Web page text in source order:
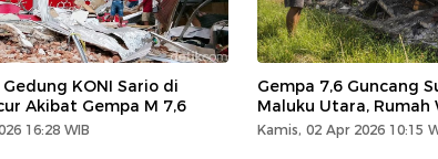
KONI Sario di
Akibat Gempa M 7,6
16:28 WIB
Gempa 7,6 Guncang
Maluku Utara, Rumah
Kamis, 02 Apr 2026 10:15